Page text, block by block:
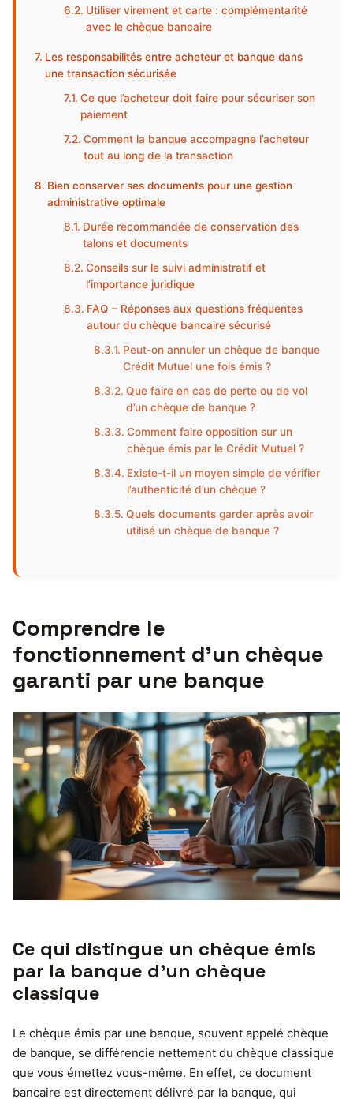
Utiliser virement et carte : complémentarité
avec le chèque bancaire
Les responsabilités entre acheteur et banque dans
une transaction sécurisée
Ce que l’acheteur doit faire pour sécuriser son
paiement
Comment la banque accompagne l’acheteur
tout au long de la transaction
Bien conserver ses documents pour une gestion
administrative optimale
Durée recommandée de conservation des
talons et documents
Conseils sur le suivi administratif et
l’importance juridique
FAQ – Réponses aux questions fréquentes
autour du chèque bancaire sécurisé
Peut-on annuler un chèque de banque
Crédit Mutuel une fois émis ?
Que faire en cas de perte ou de vol
d’un chèque de banque ?
Comment faire opposition sur un
chèque émis par le Crédit Mutuel ?
Existe-t-il un moyen simple de vérifier
l’authenticité d’un chèque ?
Quels documents garder après avoir
utilisé un chèque de banque ?
Comprendre le
fonctionnement d’un chèque
garanti par une banque
Ce qui distingue un chèque émis
par la banque d’un chèque
classique
Le chèque émis par une banque, souvent appelé chèque
de banque, se différencie nettement du chèque classique
que vous émettez vous-même. En effet, ce document
bancaire est directement délivré par la banque, qui